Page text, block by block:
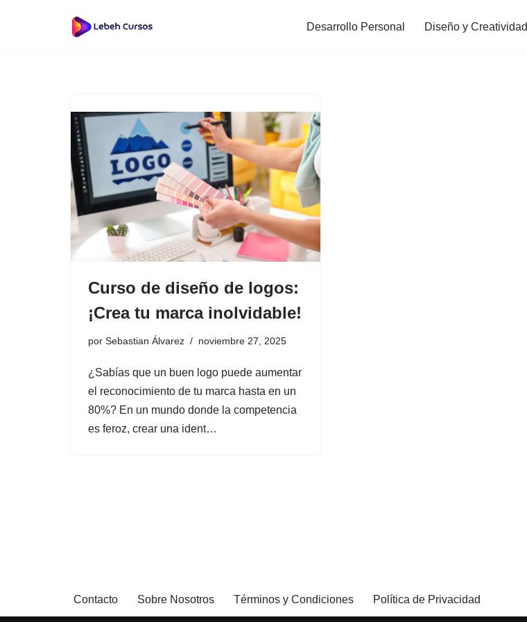
Desarrollo Personal Diseño y Creatividad
Curso de diseño de logos:
¡Crea tu marca inolvidable!
por Sebastian Álvarez noviembre 27, 2025
¿Sabías que un buen logo puede aumentar
el reconocimiento de tu marca hasta en un
80%? En un mundo donde la competencia
es feroz, crear una ident…
Contacto Sobre Nosotros Términos y Condiciones Política de Privacidad